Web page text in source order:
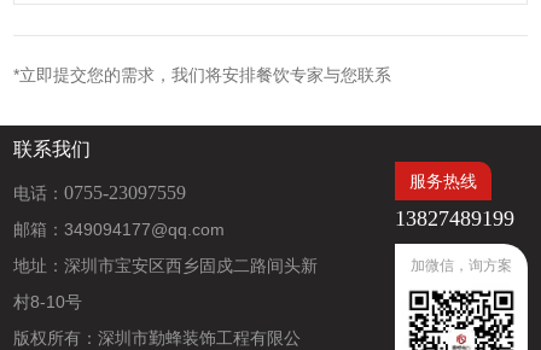
*立即提交您的需求，我们将安排餐饮专家与您联系
联系我们
电话：0755-23097559
邮箱：349094177@qq.com
地址：深圳市宝安区西乡固戍二路间头新
村8-10号
版权所有：深圳市勤蜂装饰工程有限公
服务热线
13827489199
加微信，询方案